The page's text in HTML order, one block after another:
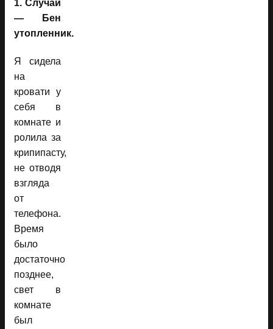
1. Случай
— Бен
утопленник.
Я сидела
на
кровати у
себя в
комнате и
ролила за
крипипасту,
не отводя
взгляда
от
телефона.
Время
было
достаточно
позднее,
свет в
комнате
был